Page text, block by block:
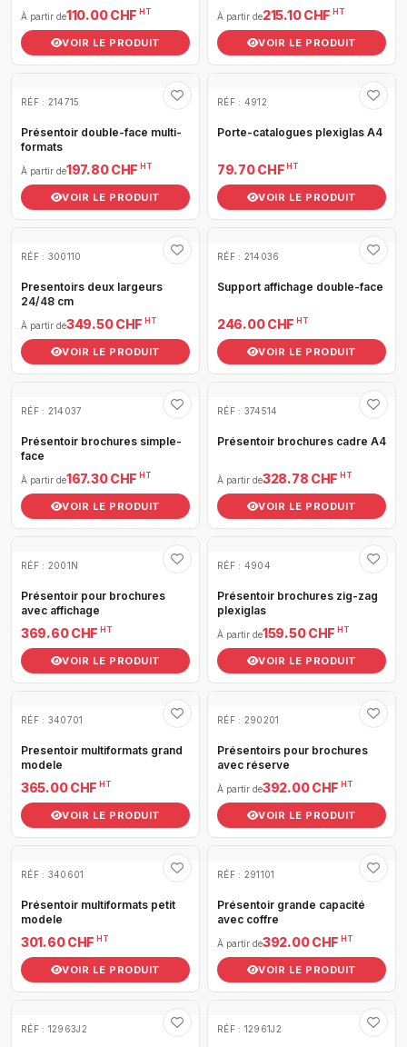
À partir de110.00 CHF HT
VOIR LE PRODUIT
À partir de215.10 CHF HT
VOIR LE PRODUIT
RÉF : 214715
Présentoir double-face multi-
formats
À partir de197.80 CHF HT
VOIR LE PRODUIT
RÉF : 4912
Porte-catalogues plexiglas A4
79.70 CHF HT
VOIR LE PRODUIT
RÉF : 300110
Presentoirs deux largeurs
24/48 cm
À partir de349.50 CHF HT
VOIR LE PRODUIT
RÉF : 214036
Support affichage double-face
246.00 CHF HT
VOIR LE PRODUIT
RÉF : 214037
Présentoir brochures simple-
face
À partir de167.30 CHF HT
VOIR LE PRODUIT
RÉF : 374514
Présentoir brochures cadre A4
À partir de328.78 CHF HT
VOIR LE PRODUIT
RÉF : 2001N
Présentoir pour brochures
avec affichage
369.60 CHF HT
VOIR LE PRODUIT
RÉF : 4904
Présentoir brochures zig-zag
plexiglas
À partir de159.50 CHF HT
VOIR LE PRODUIT
RÉF : 340701
Presentoir multiformats grand
modele
365.00 CHF HT
VOIR LE PRODUIT
RÉF : 290201
Présentoirs pour brochures
avec réserve
À partir de392.00 CHF HT
VOIR LE PRODUIT
RÉF : 340601
Présentoir multiformats petit
modele
301.60 CHF HT
VOIR LE PRODUIT
RÉF : 291101
Présentoir grande capacité
avec coffre
À partir de392.00 CHF HT
VOIR LE PRODUIT
RÉF : 12963J2 RÉF : 12961J2